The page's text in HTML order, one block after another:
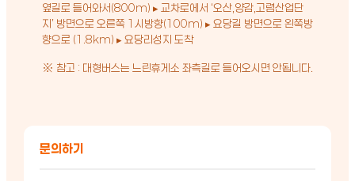
옆길로 들어와서(800m) ▸ 교차로에서 ‘오산,양감,고렴산업단
지’ 방면으로 오른쪽 1시방향(100m) ▸ 요당길 방면으로 왼쪽방
향으로 (1.8km) ▸ 요당리성지 도착
※ 참고 : 대형버스는 느린휴게소 좌측길로 들어오시면 안됩니다.
문의하기